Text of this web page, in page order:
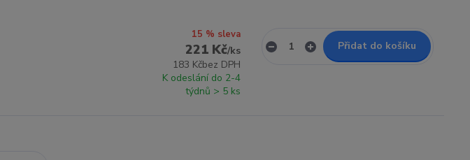
15 % sleva
221 Kč/ks
183 Kčbez DPH
K odeslání do 2-4
týdnů > 5 ks
Přidat do košíku